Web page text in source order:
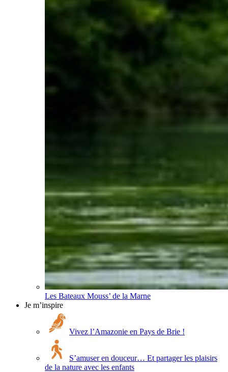
Les Bateaux Mouss’ de la Marne
Je m’inspire
Vivez l’Amazonie en Pays de Brie !
S’amuser en douceur… Et partager les plaisirs
de la nature avec les enfants